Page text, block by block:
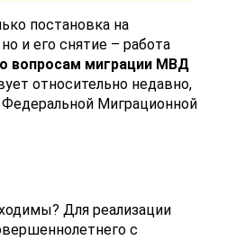
постановка на
и его снятие – работа
вопросам миграции МВД
относительно недавно,
Миграционной
Для реализации
с